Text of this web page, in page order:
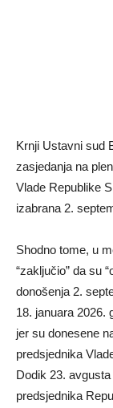
Krnji Ustavni sud
zasjedanja na
Vlade Republike
izabrana 2.
Shodno tome, u
“zaključio” da su
donošenja 2.
18. januara 2026.
jer su donesene
predsjednika
Dodik 23.
predsjednika